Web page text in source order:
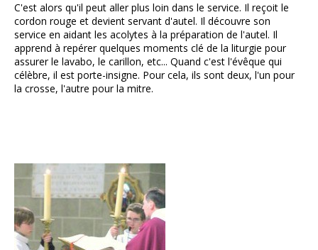
C'est alors qu'il peut aller plus loin dans le service. Il reçoit le
cordon rouge et devient servant d'autel. Il découvre son
service en aidant les acolytes à la préparation de l'autel. Il
apprend à repérer quelques moments clé de la liturgie pour
assurer le lavabo, le carillon, etc... Quand c'est l'évêque qui
célèbre, il est porte-insigne. Pour cela, ils sont deux, l'un pour
la crosse, l'autre pour la mitre.